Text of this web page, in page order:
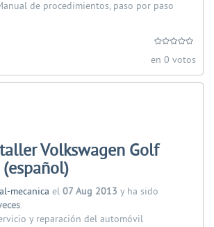
de procedimientos, paso por paso
en 0 votos
Volkswagen Golf
mecanica el 07 Aug 2013 y ha sido
.
y reparación del automóvil